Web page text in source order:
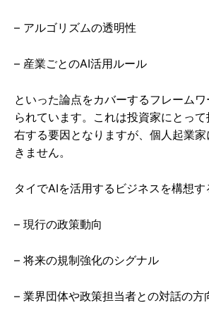
– アルゴリズムの透明性
– 産業ごとのAI活用ルール
といった論点をカバーするフレーム
られています。これは投資家にとっ
右する要因となりますが、個人起業
きません。
タイでAIを活用するビジネスを構想す
– 現行の政策動向
– 将来の規制強化のシグナル
– 業界団体や政策担当者との対話の方